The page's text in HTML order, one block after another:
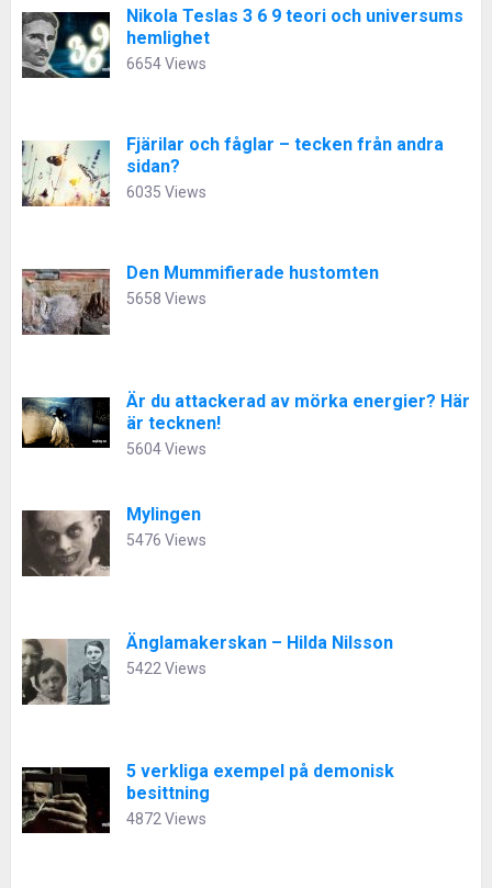
Nikola Teslas 3 6 9 teori och universums
hemlighet
6654 Views
Fjärilar och fåglar – tecken från andra
sidan?
6035 Views
Den Mummifierade hustomten
5658 Views
Är du attackerad av mörka energier? Här
är tecknen!
5604 Views
Mylingen
5476 Views
Änglamakerskan – Hilda Nilsson
5422 Views
5 verkliga exempel på demonisk
besittning
4872 Views